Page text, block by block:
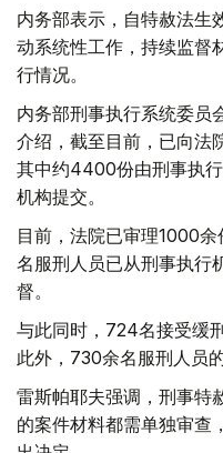
内务部表示，自特赦法生
动系统性工作，持续监督
行情况。
内务部刑事执行系统委员
介绍，截至目前，已向法
其中约4400份由刑事执
机构提交。
目前，法院已审理1000
名服刑人员已从刑事执行
督。
与此同时，724名接受缓
此外，730余名服刑人员
雷斯帕耶夫强调，刑事特
的案件材料都需单独审查